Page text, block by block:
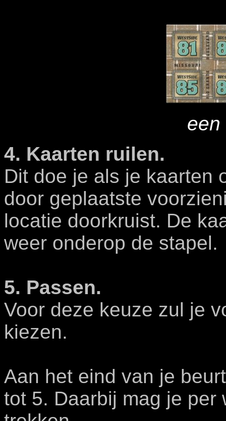
een
4. Kaarten ruilen.
Dit doe je als je kaarten
door geplaatste
locatie doorkruist. De
weer onderop de stapel.
5. Passen.
Voor deze keuze zul je
kiezen.
Aan het eind van je
tot 5. Daarbij mag je per